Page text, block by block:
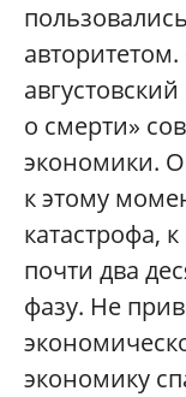
о смерти»
экономики.
к этому
катастрофа,
почти два
фазу. Не
экономику